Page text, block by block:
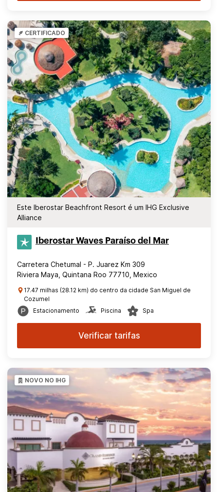
CERTIFICADO
Este Iberostar Beachfront Resort é um IHG Exclusive
Alliance
Iberostar Waves Paraíso del Mar
Carretera Chetumal - P. Juarez Km 309
Riviera Maya, Quintana Roo 77710, Mexico
17.47 milhas (28.12 km) do centro da cidade San Miguel de
Cozumel
Estacionamento
Piscina Spa
Verificar tarifas
NOVO NO IHG